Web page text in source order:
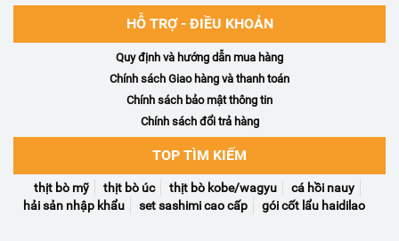
HỖ TRỢ - ĐIỀU KHOẢN
Quy định và hướng dẫn mua hàng
Chính sách Giao hàng và thanh toán
Chính sách bảo mật thông tin
Chính sách đổi trả hàng
TOP TÌM KIẾM
thịt bò mỹ thịt bò úc thịt bò kobe/wagyu
cá hồi nauy
hải sản nhập khẩu
set sashimi cao cấp gói cốt lẩu haidilao